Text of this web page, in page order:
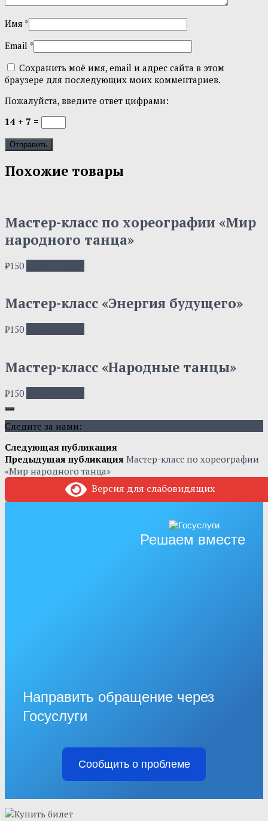
Имя *
Email *
Сохранить моё имя, email и адрес сайта в этом
браузере для последующих моих комментариев.
Пожалуйста, введите ответ цифрами:
14 + 7 =
Похожие товары
Мастер-класс по хореографии «Мир
народного танца»
₽150
Мастер-класс «Энергия будущего»
₽150
Мастер-класс «Народные танцы»
₽150
Следите за нами:
Следующая публикация
Предыдущая публикация Мастер-класс по хореографии
«Мир народного танца»
Версия для слабовидящих
Решаем вместе
Направить обращение через
Госуслуги
Сообщить о проблеме